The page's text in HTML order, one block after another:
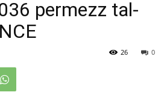
permezz tal-
0
26